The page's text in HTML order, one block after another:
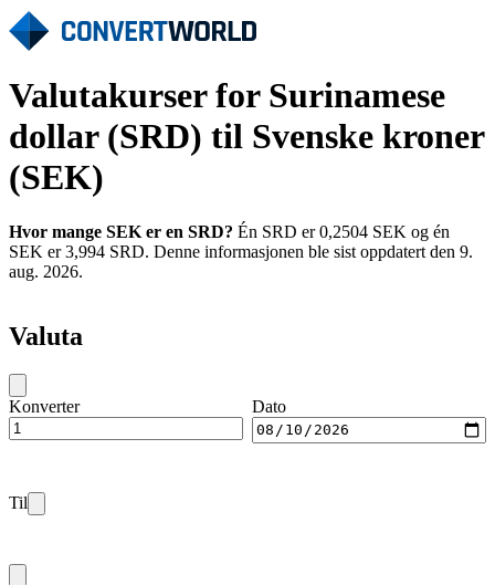
Valutakurser for Surinamese
dollar (SRD) til Svenske kroner
(SEK)
Hvor mange SEK er en SRD? Én SRD er 0,2504 SEK og én
SEK er 3,994 SRD. Denne informasjonen ble sist oppdatert den 9.
aug. 2026.
Valuta
Konverter Dato
Til